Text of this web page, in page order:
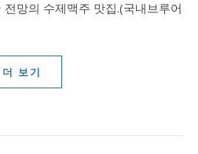
더 보기